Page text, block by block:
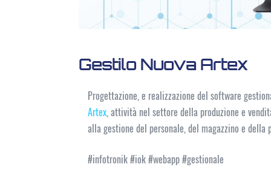
Gestilo Nuova Artex
Progettazione, e realizzazione del software
Artex, attività nel settore della produzione e
alla gestione del personale, del magazzino e della
#infotronik #iok #webapp #gestionale